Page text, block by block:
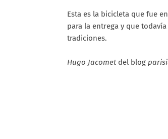
Esta es la bicicleta que fue
para la entrega y que
tradiciones.
Hugo Jacometdel blog